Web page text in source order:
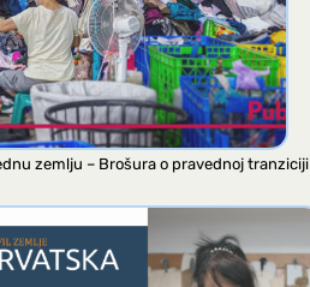
zemlju – Brošura o pravednoj tranziciji